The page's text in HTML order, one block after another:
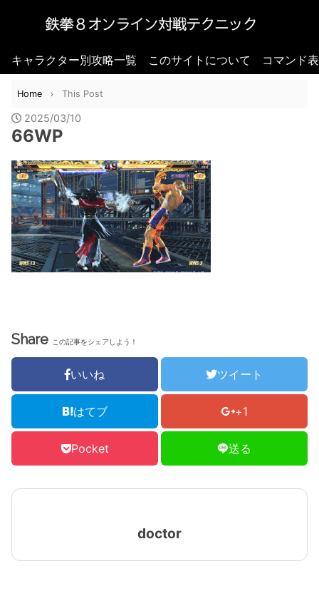
キャラクター別攻略一覧 このサイトについて コマンド
Home This Post
2025/03/10
66WP
Share この記事をシェアしよう！
いいね ツイート
はてブ +1
Pocket 送る
doctor